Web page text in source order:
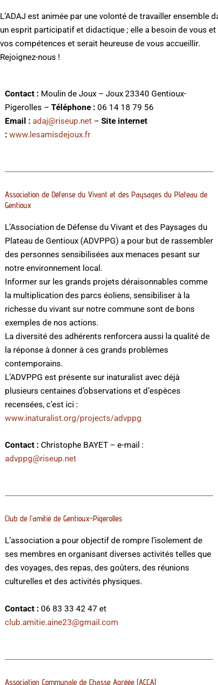
L’ADAJ est animée par une volonté de travailler ensemble
un esprit participatif et didactique ; elle a besoin de vous et
vos compétences et serait heureuse de vous accueillir.
Rejoignez-nous !
Contact : Moulin de Joux – Joux 23340 Gentioux-
Pigerolles – Téléphone : 06 14 18 79 56
Email : adaj@riseup.net – Site internet
: www.lesamisdejoux.fr
Association de Défense du Vivant et des Paysages du Plateau de
Gentioux
L’Association de Défense du Vivant et des Paysages du
Plateau de Gentioux (ADVPPG) a pour but de rassembler
des personnes sensibilisées aux menaces pesant sur
notre environnement local.
Informer sur les grands projets déraisonnables comme
la multiplication des parcs éoliens, sensibiliser à la
richesse du vivant sur notre commune sont de bons
exemples de nos actions.
La diversité des adhérents renforcera aussi la qualité de
la réponse à donner à ces grands problèmes
contemporains.
L’ADVPPG est présente sur inaturalist avec déjà
plusieurs centaines d’observations et d’espèces
recensées, c’est ici :
www.inaturalist.org/projects/advppg
Contact : Christophe BAYET – e-mail :
advppg@riseup.net
Club de l’amitié de Gentioux-Pigerolles
L’association a pour objectif de rompre l’isolement de
ses membres en organisant diverses activités telles que
des voyages, des repas, des goûters, des réunions
culturelles et des activités physiques.
Contact : 06 83 33 42 47 et
club.amitie.aine23@gmail.com
Association Communale de Chasse Agréée (ACCA)